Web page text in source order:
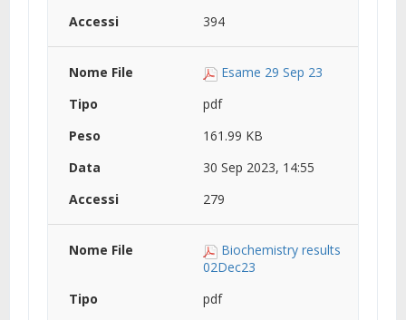
394
Esame 29 Sep 23
pdf
161.99 KB
30 Sep 2023, 14:55
279
Biochemistry results
02Dec23
pdf